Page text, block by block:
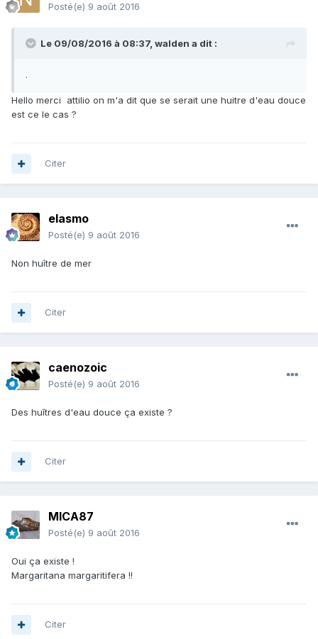
Posté(e) 9 août 2016
Le 09/08/2016 à 08:37, walden a dit :
.
Hello merci attilio on m'a dit que se serait une huitre d'eau douce
est ce le cas ?
Citer
elasmo
Posté(e) 9 août 2016
Non huître de mer
Citer
caenozoic
Posté(e) 9 août 2016
Des huîtres d'eau douce ça existe ?
Citer
MICA87
Posté(e) 9 août 2016
Oui ça existe !
Margaritana margaritifera !!
Citer